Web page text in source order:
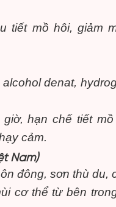
tiết mồ hôi, giảm
denat,
hạn chế tiết
cảm.
Nam)
đông, sơn thù du,
cơ thể từ bên